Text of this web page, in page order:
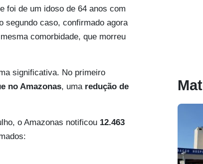
foi de um idoso de 64 anos com
segundo caso, confirmado agora
comorbidade, que morreu
significativa. No primeiro
no Amazonas, uma redução de
o Amazonas notificou 12.463